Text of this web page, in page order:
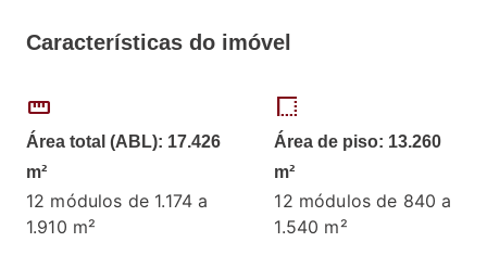
Características do imóvel
straighten
Área total (ABL): 17.426
m²
12 módulos de 1.174 a
1.910 m²
border_style
Área de piso: 13.260
m²
12 módulos de 840 a
1.540 m²